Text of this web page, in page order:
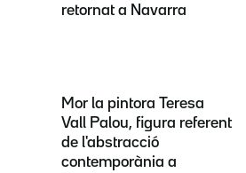
retornat a Navarra
Mor la pintora Teresa
Vall Palou, figura referent
de l'abstracció
contemporània a